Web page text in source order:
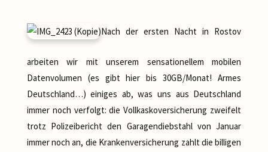
Nach der ersten Nacht in Rostov
arbeiten wir mit unserem sensationellem mobilen
Datenvolumen (es gibt hier bis 30GB/Monat! Armes
Deutschland…) einiges ab, was uns aus Deutschland
immer noch verfolgt: die Vollkaskoversicherung zweifelt
trotz Polizeibericht den Garagendiebstahl von Januar
immer noch an, die Krankenversicherung zahlt die billigen